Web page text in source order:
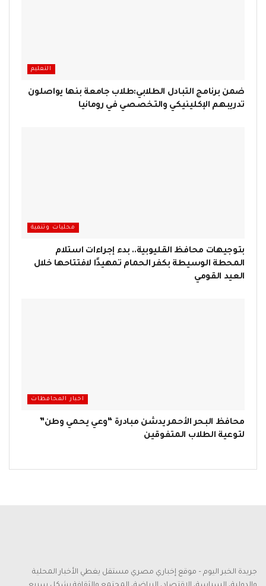
التعليم
ضمن برنامج التبادل الطلابي:طلاب جامعة بنها يواصلون
تدريبهم الإكلينيكي والتخصصي في رومانيا
محليات وتنمية
بتوجيهات محافظ القليوبية.. بدء إجراءات استلام
المحطة الوسيطة بكفر الحمام تمهيدًا لافتتاحها خلال
العيد القومي
اخبار المحافظات
محافظ البحر الأحمر يدشن مبادرة “وعي يحمي وطن”
لتوعية الطلاب المتفوقين
جريدة الخبر اليوم – موقع إخباري مصري مستقل يغطي الأخبار المحلية